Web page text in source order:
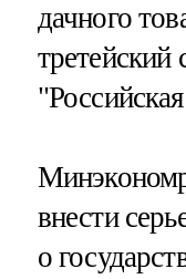
дачного
третейский
внести
о